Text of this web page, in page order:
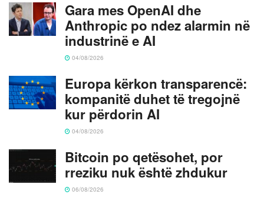
Gara mes OpenAI dhe
Anthropic po ndez alarmin në
industrinë e AI
04/08/2026
Europa kërkon transparencë:
kompanitë duhet të tregojnë
kur përdorin AI
04/08/2026
Bitcoin po qetësohet, por
rreziku nuk është zhdukur
06/08/2026